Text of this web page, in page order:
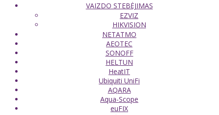
VAIZDO STEBĖJIMAS
EZVIZ
HIKVISION
NETATMO
AEOTEC
SONOFF
HELTUN
HeatIT
Ubiquiti UniFi
AQARA
Aqua-Scope
euFIX